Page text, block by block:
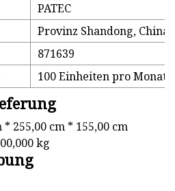
PATEC
Provinz Shandong, China
871639
100 Einheiten pro Monat
255,00 cm * 155,00 cm
kg